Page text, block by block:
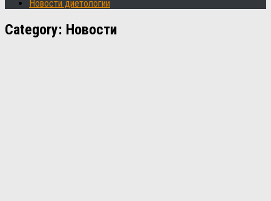
Новости диетологии
Category: Новости